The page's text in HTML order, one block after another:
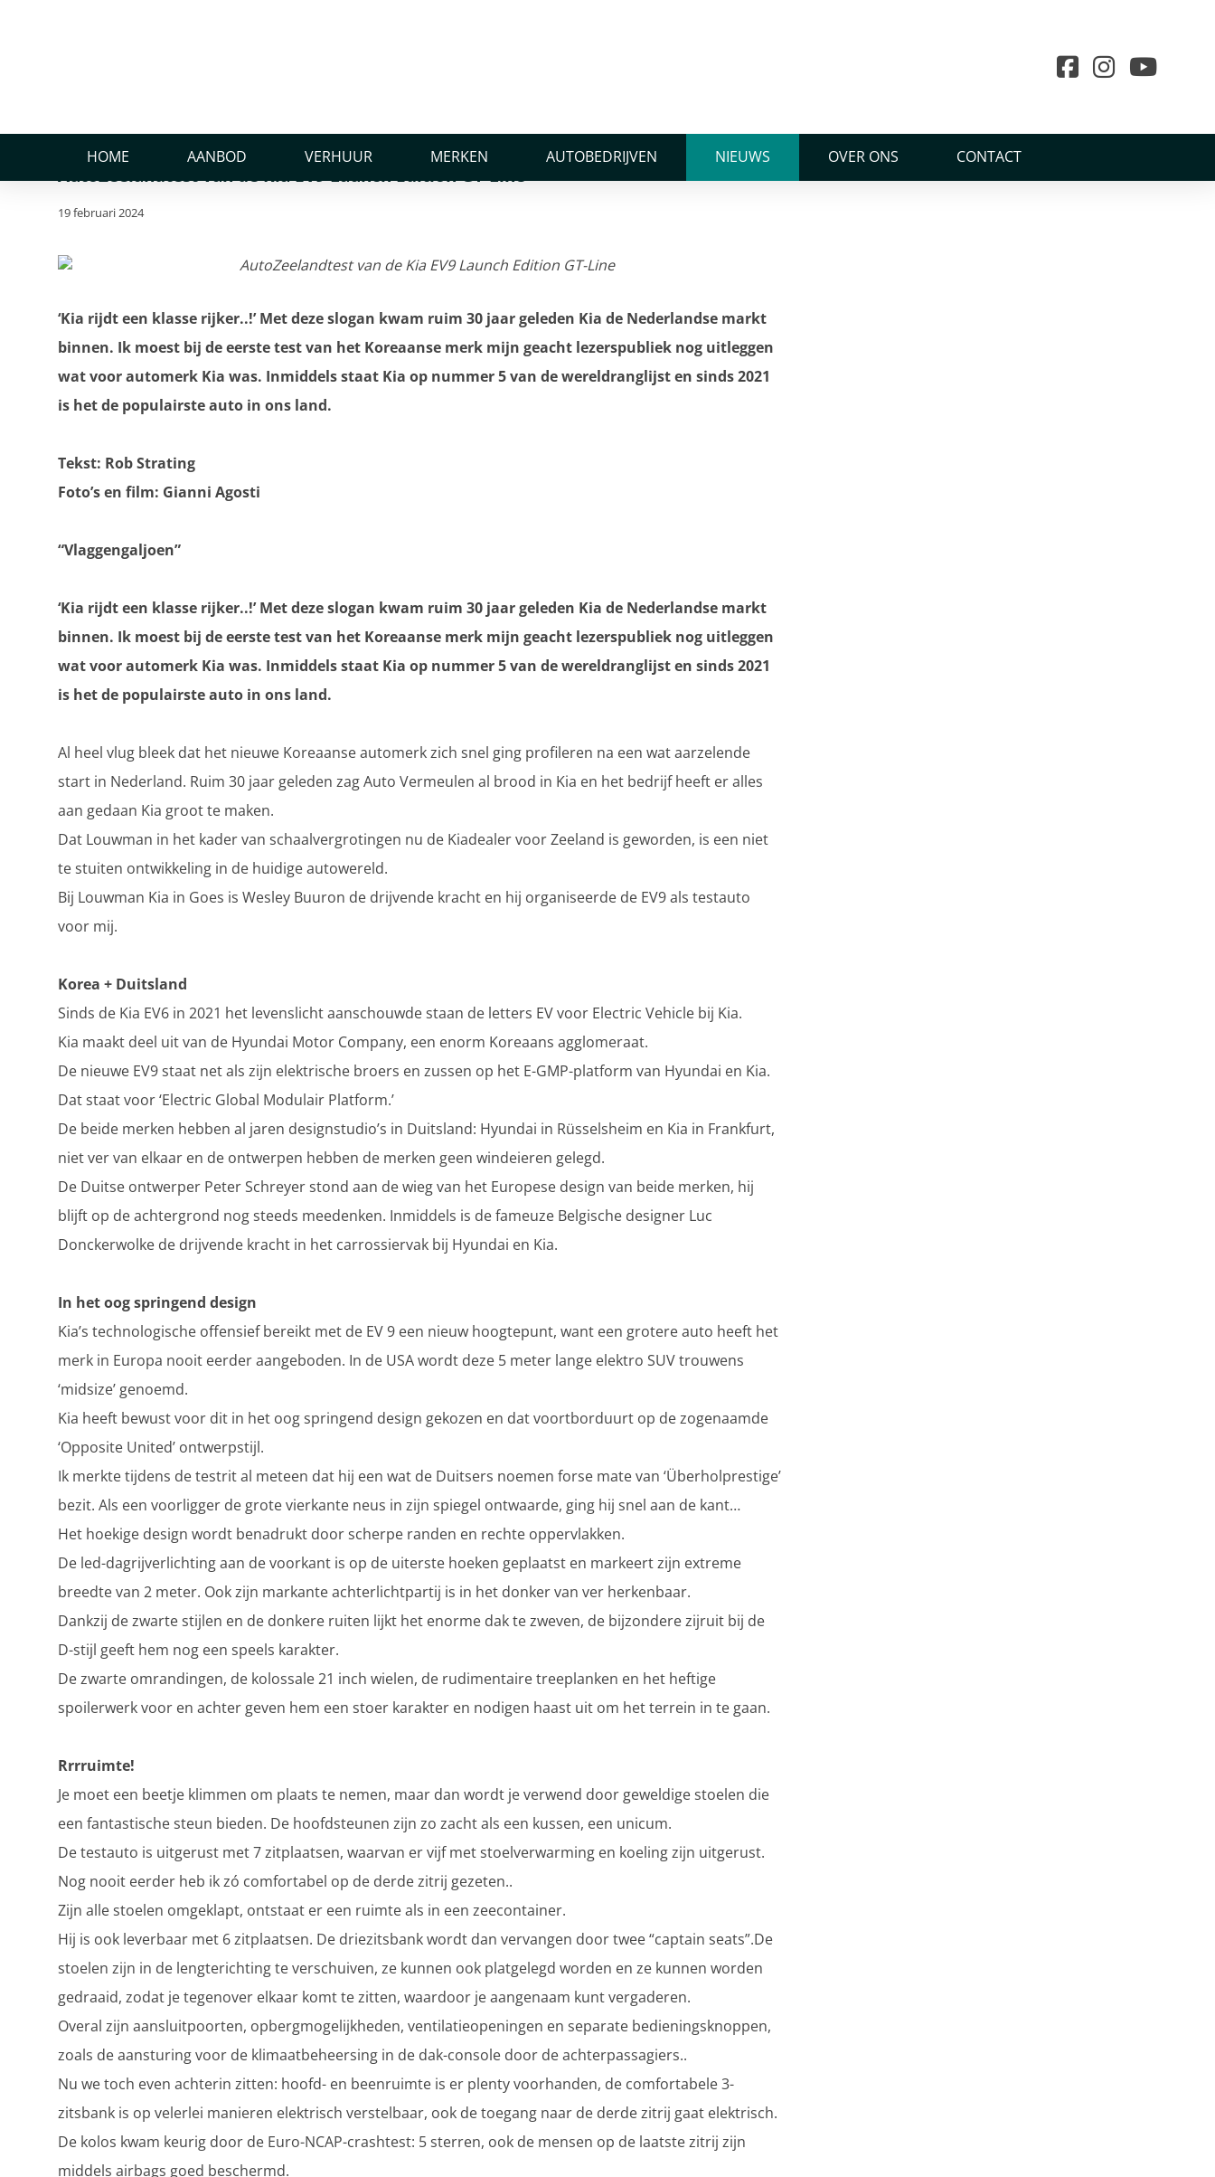
HOME AANBOD VERHUUR MERKEN AUTOBEDRIJVEN NIEUWS OVER ONS CONTACT
GT-Line
AutoZeelandtest van de Kia EV9 Launch Edition GT-Line
19 februari 2024
‘Kia rijdt een klasse rijker..!’ Met deze slogan kwam ruim 30 jaar geleden Kia de Nederlandse markt
binnen. Ik moest bij de eerste test van het Koreaanse merk mijn geacht lezerspubliek nog uitleggen
wat voor automerk Kia was. Inmiddels staat Kia op nummer 5 van de wereldranglijst en sinds 2021
is het de populairste auto in ons land.
Tekst: Rob Strating
Foto’s en film: Gianni Agosti
“Vlaggengaljoen”
‘Kia rijdt een klasse rijker..!’ Met deze slogan kwam ruim 30 jaar geleden Kia de Nederlandse markt
binnen. Ik moest bij de eerste test van het Koreaanse merk mijn geacht lezerspubliek nog uitleggen
wat voor automerk Kia was. Inmiddels staat Kia op nummer 5 van de wereldranglijst en sinds 2021
is het de populairste auto in ons land.
Al heel vlug bleek dat het nieuwe Koreaanse automerk zich snel ging profileren na een wat aarzelende
start in Nederland. Ruim 30 jaar geleden zag Auto Vermeulen al brood in Kia en het bedrijf heeft er alles
aan gedaan Kia groot te maken.
Dat Louwman in het kader van schaalvergrotingen nu de Kiadealer voor Zeeland is geworden, is een niet
te stuiten ontwikkeling in de huidige autowereld.
Bij Louwman Kia in Goes is Wesley Buuron de drijvende kracht en hij organiseerde de EV9 als testauto
voor mij.
Korea + Duitsland
Sinds de Kia EV6 in 2021 het levenslicht aanschouwde staan de letters EV voor Electric Vehicle bij Kia.
Kia maakt deel uit van de Hyundai Motor Company, een enorm Koreaans agglomeraat.
De nieuwe EV9 staat net als zijn elektrische broers en zussen op het E-GMP-platform van Hyundai en Kia.
Dat staat voor ‘Electric Global Modulair Platform.’
De beide merken hebben al jaren designstudio’s in Duitsland: Hyundai in Rüsselsheim en Kia in Frankfurt,
niet ver van elkaar en de ontwerpen hebben de merken geen windeieren gelegd.
De Duitse ontwerper Peter Schreyer stond aan de wieg van het Europese design van beide merken, hij
blijft op de achtergrond nog steeds meedenken. Inmiddels is de fameuze Belgische designer Luc
Donckerwolke de drijvende kracht in het carrossiervak bij Hyundai en Kia.
In het oog springend design
Kia’s technologische offensief bereikt met de EV 9 een nieuw hoogtepunt, want een grotere auto heeft het
merk in Europa nooit eerder aangeboden. In de USA wordt deze 5 meter lange elektro SUV trouwens
‘midsize’ genoemd.
Kia heeft bewust voor dit in het oog springend design gekozen en dat voortborduurt op de zogenaamde
‘Opposite United’ ontwerpstijl.
Ik merkte tijdens de testrit al meteen dat hij een wat de Duitsers noemen forse mate van ‘Überholprestige’
bezit. Als een voorligger de grote vierkante neus in zijn spiegel ontwaarde, ging hij snel aan de kant…
Het hoekige design wordt benadrukt door scherpe randen en rechte oppervlakken.
De led-dagrijverlichting aan de voorkant is op de uiterste hoeken geplaatst en markeert zijn extreme
breedte van 2 meter. Ook zijn markante achterlichtpartij is in het donker van ver herkenbaar.
Dankzij de zwarte stijlen en de donkere ruiten lijkt het enorme dak te zweven, de bijzondere zijruit bij de
D-stijl geeft hem nog een speels karakter.
De zwarte omrandingen, de kolossale 21 inch wielen, de rudimentaire treeplanken en het heftige
spoilerwerk voor en achter geven hem een stoer karakter en nodigen haast uit om het terrein in te gaan.
Rrrruimte!
Je moet een beetje klimmen om plaats te nemen, maar dan wordt je verwend door geweldige stoelen die
een fantastische steun bieden. De hoofdsteunen zijn zo zacht als een kussen, een unicum.
De testauto is uitgerust met 7 zitplaatsen, waarvan er vijf met stoelverwarming en koeling zijn uitgerust.
Nog nooit eerder heb ik zó comfortabel op de derde zitrij gezeten..
Zijn alle stoelen omgeklapt, ontstaat er een ruimte als in een zeecontainer.
Hij is ook leverbaar met 6 zitplaatsen. De driezitsbank wordt dan vervangen door twee “captain seats”.De
stoelen zijn in de lengterichting te verschuiven, ze kunnen ook platgelegd worden en ze kunnen worden
gedraaid, zodat je tegenover elkaar komt te zitten, waardoor je aangenaam kunt vergaderen.
Overal zijn aansluitpoorten, opbergmogelijkheden, ventilatieopeningen en separate bedieningsknoppen,
zoals de aansturing voor de klimaatbeheersing in de dak-console door de achterpassagiers..
Nu we toch even achterin zitten: hoofd- en beenruimte is er plenty voorhanden, de comfortabele 3-
zitsbank is op velerlei manieren elektrisch verstelbaar, ook de toegang naar de derde zitrij gaat elektrisch.
De kolos kwam keurig door de Euro-NCAP-crashtest: 5 sterren, ook de mensen op de laatste zitrij zijn
middels airbags goed beschermd.